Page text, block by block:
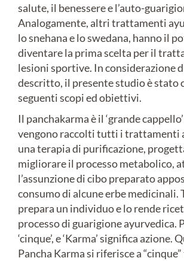
salute, il benessere e l’auto-
Analogamente, altri trattamenti
lo snehana e lo swedana, hanno il
diventare la prima scelta per il
lesioni sportive. In considerazione
descritto, il presente studio è stato
seguenti scopi ed obiettivi.
Il panchakarma è il ‘grande
vengono raccolti tutti i trattamenti
una terapia di purificazione,
migliorare il processo metabolico,
l’assunzione di cibo preparato
consumo di alcune erbe medicinali.
prepara un individuo e lo rende
processo di guarigione ayurvedica.
‘cinque’, e ‘Karma’ significa azione.
Pancha Karma si riferisce a